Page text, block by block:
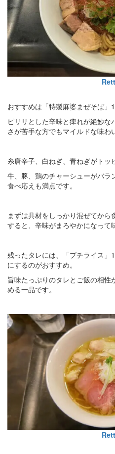
おすすめは「特製麻婆まぜそば」
ピリリとした辛味と痺れが絶妙
さが苦手な方でもマイルドな味わ
糸唐辛子、白ねぎ、青ねぎがトッ
牛、豚、鶏のチャーシューがバラ
食べ応えも満点です。
まずは具材をしっかり混ぜてか
すると、辛味がまろやかになって
残ったタレには、「プチライス」
にするのがおすすめ。
旨味たっぷりのタレとご飯の相性
める一品です。